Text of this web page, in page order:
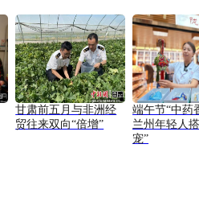
甘肃前五月与非洲经
贸往来双向“倍增”
端午节“中药
兰州年轻人
宠”